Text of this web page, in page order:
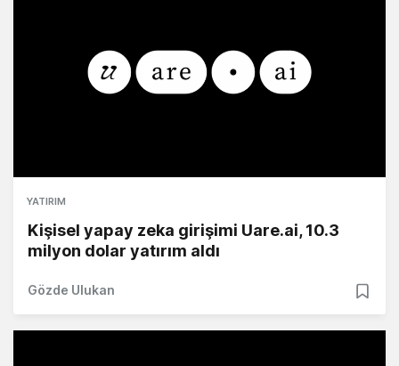
YATIRIM
Kişisel yapay zeka girişimi Uare.ai, 10.3
milyon dolar yatırım aldı
Gözde Ulukan